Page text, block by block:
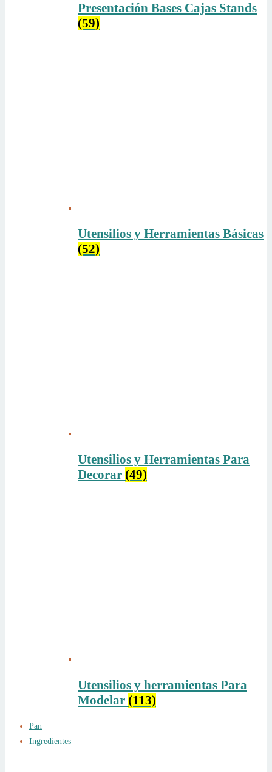
Presentación Bases Cajas Stands
(59)
Utensilios y Herramientas Básicas
(52)
Utensilios y Herramientas Para
Decorar (49)
Utensilios y herramientas Para
Modelar (113)
Pan
Ingredientes